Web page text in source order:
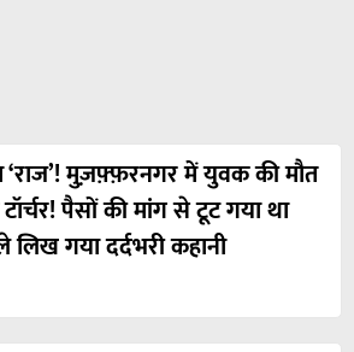
‘राज’! मुज़फ़्फ़रनगर में युवक की मौत
पैसों की मांग से टूट गया था
गया दर्दभरी कहानी